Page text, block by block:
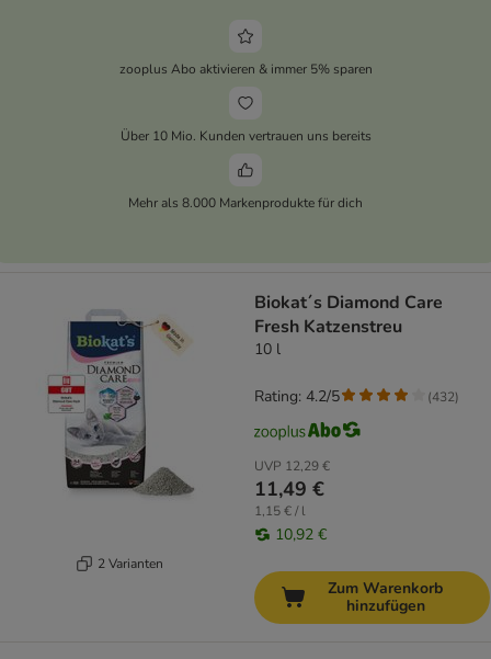
zooplus Abo aktivieren & immer 5% sparen
Über 10 Mio. Kunden vertrauen uns bereits
Mehr als 8.000 Markenprodukte für dich
2 Varianten
Biokat´s Diamond Care
Fresh Katzenstreu
10 l
UVP 12,29 €
11,49 €
1,15 € / l
10,92 €
Rating: 4.2/5 (432)
Zum Warenkorb
hinzufügen